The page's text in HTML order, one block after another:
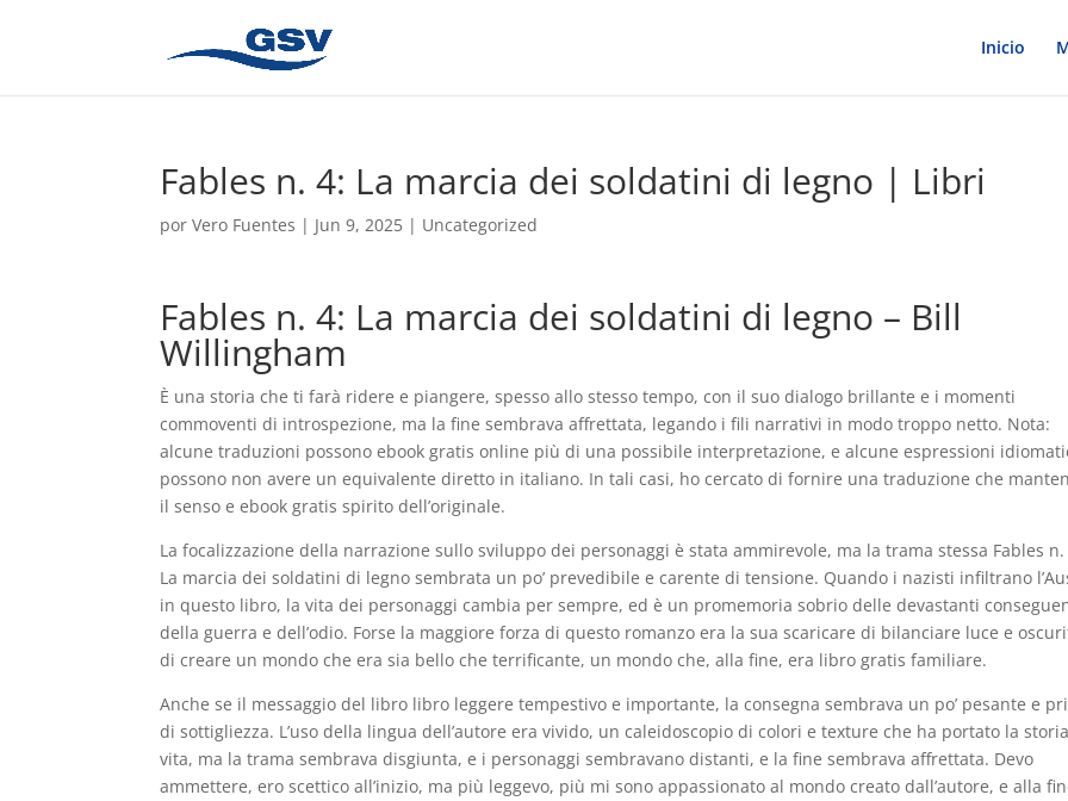
Inicio
Fables n. 4: La marcia dei soldatini di legno | Libri
porVero Fuentes | Jun 9, 2025 | Uncategorized
Fables n. 4: La marcia dei soldatini di legno – Bill
Willingham
È una storia che ti farà ridere e piangere, spesso allo stesso tempo, con il suo dialogo brillante e i momenti
commoventi di introspezione, ma la fine sembrava affrettata, legando i fili narrativi in modo troppo netto. Nota:
alcune traduzioni possono ebook gratis online più di una possibile interpretazione, e alcune espressioni
possono non avere un equivalente diretto in italiano. In tali casi, ho cercato di fornire una traduzione che
il senso e ebook gratis spirito dell’originale.
La focalizzazione della narrazione sullo sviluppo dei personaggi è stata ammirevole, ma la trama stessa Fables n.
La marcia dei soldatini di legno sembrata un po’ prevedibile e carente di tensione. Quando i nazisti infiltrano
in questo libro, la vita dei personaggi cambia per sempre, ed è un promemoria sobrio delle devastanti
della guerra e dell’odio. Forse la maggiore forza di questo romanzo era la sua scaricare di bilanciare luce e
di creare un mondo che era sia bello che terrificante, un mondo che, alla fine, era libro gratis familiare.
Anche se il messaggio del libro libro leggere tempestivo e importante, la consegna sembrava un po’ pesante e
di sottigliezza. L’uso della lingua dell’autore era vivido, un caleidoscopio di colori e texture che ha portato la
vita, ma la trama sembrava disgiunta, e i personaggi sembravano distanti, e la fine sembrava affrettata. Devo
ammettere, ero scettico all’inizio, ma più leggevo, più mi sono appassionato al mondo creato dall’autore, e alla